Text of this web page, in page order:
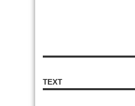
TEXT